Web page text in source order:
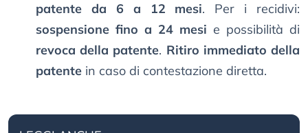
patente da 6 a 12 mesi. Per i recidivi:
sospensione fino a 24 mesi e possibilità di
revoca della patente. Ritiro immediato della
patente in caso di contestazione diretta.